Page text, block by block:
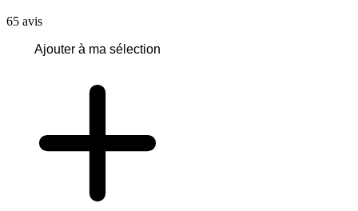
65 avis
Ajouter à ma sélection